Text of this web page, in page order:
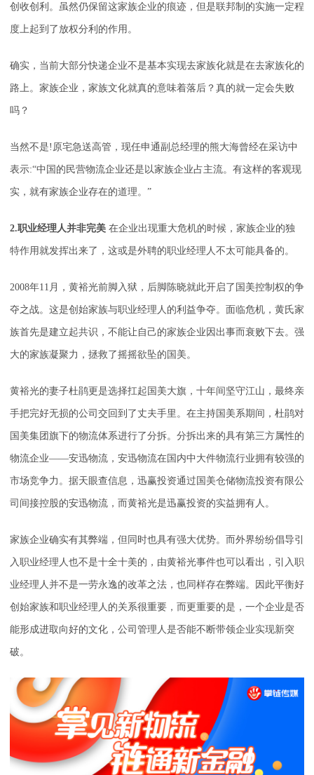
创收创利。虽然仍保留这家族企业的痕迹，但是联邦制的实施一定程
度上起到了放权分利的作用。
确实，当前大部分快递企业不是基本实现去家族化就是在去家族化的
路上。家族企业，家族文化就真的意味着落后？真的就一定会失败
吗？
当然不是!原宅急送高管，现任申通副总经理的熊大海曾经在采访中
表示:“中国的民营物流企业还是以家族企业占主流。有这样的客观现
实，就有家族企业存在的道理。”
2.职业经理人并非完美 在企业出现重大危机的时候，家族企业的独
特作用就发挥出来了，这或是外聘的职业经理人不太可能具备的。
2008年11月，黄裕光前脚入狱，后脚陈晓就此开启了国美控制权的争
夺之战。这是创始家族与职业经理人的利益争夺。面临危机，黄氏家
族首先是建立起共识，不能让自己的家族企业因出事而衰败下去。强
大的家族凝聚力，拯救了摇摇欲坠的国美。
黄裕光的妻子杜鹃更是选择扛起国美大旗，十年间坚守江山，最终亲
手把完好无损的公司交回到了丈夫手里。在主持国美系期间，杜鹃对
国美集团旗下的物流体系进行了分拆。分拆出来的具有第三方属性的
物流企业——安迅物流，安迅物流在国内中大件物流行业拥有较强的
市场竞争力。据天眼查信息，迅赢投资通过国美仓储物流投资有限公
司间接控股的安迅物流，而黄裕光是迅赢投资的实益拥有人。
家族企业确实有其弊端，但同时也具有强大优势。而外界纷纷倡导引
入职业经理人也不是十全十美的，由黄裕光事件也可以看出，引入职
业经理人并不是一劳永逸的改革之法，也同样存在弊端。因此平衡好
创始家族和职业经理人的关系很重要，而更重要的是，一个企业是否
能形成进取向好的文化，公司管理人是否能不断带领企业实现新突
破。